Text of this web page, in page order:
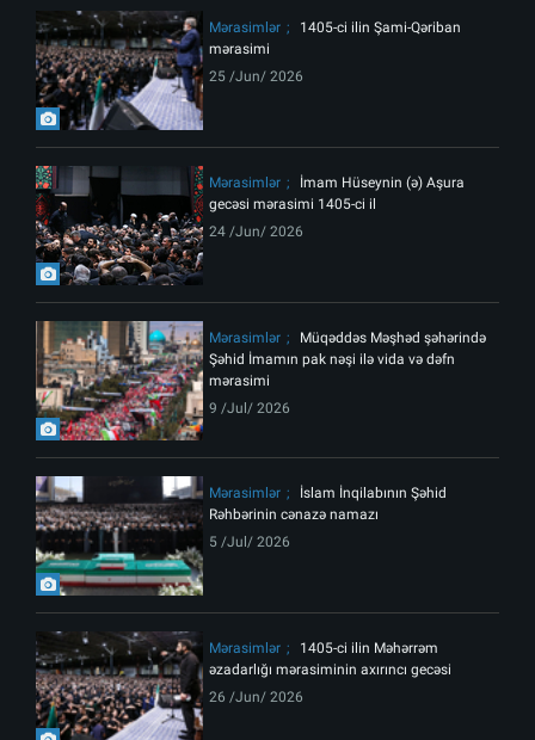
Mərasimlər
1405-ci ilin Şami-Qəriban
mərasimi
25 /Jun/ 2026
Mərasimlər
İmam Hüseynin (ə) Aşura
gecəsi mərasimi 1405-ci il
24 /Jun/ 2026
Mərasimlər
Müqəddəs Məşhəd şəhərində
Şəhid İmamın pak nəşi ilə vida və dəfn
mərasimi
9 /Jul/ 2026
Mərasimlər
İslam İnqilabının Şəhid
Rəhbərinin cənazə namazı
5 /Jul/ 2026
Mərasimlər
1405-ci ilin Məhərrəm
əzadarlığı mərasiminin axırıncı gecəsi
26 /Jun/ 2026